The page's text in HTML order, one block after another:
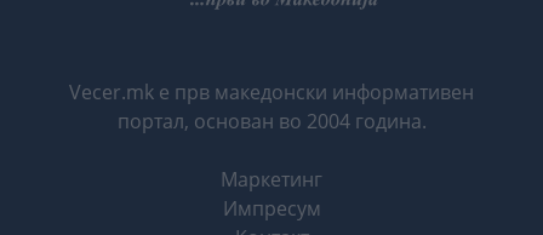
Vecer.mk е прв македонски информативен
портал, основан во 2004 година.
Маркетинг
Импресум